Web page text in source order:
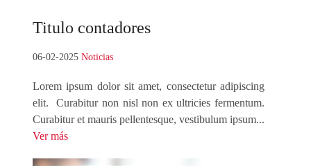
Titulo contadores
06-02-2025 Noticias
Lorem ipsum dolor sit amet, consectetur adipiscing
elit. Curabitur non nisl non ex ultricies fermentum.
Curabitur et mauris pellentesque, vestibulum ipsum...
Ver más